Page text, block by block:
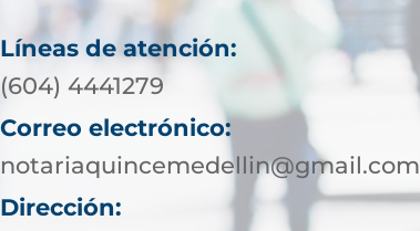
Líneas de atención:
(604) 4441279
Correo electrónico:
notariaquincemedellin@gmail.com
Dirección: